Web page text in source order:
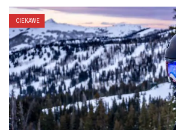
CIEKAWE